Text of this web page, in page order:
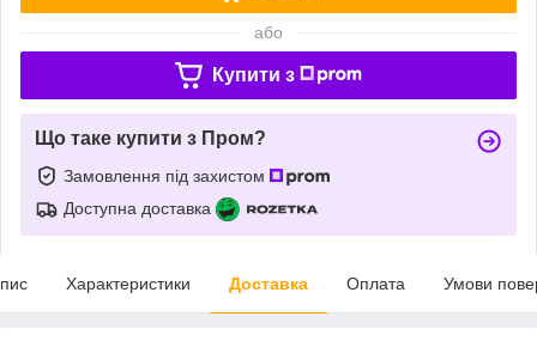
або
Купити з
Що таке купити з Пром?
Замовлення під захистом
Доступна доставка
Характеристики Доставка Оплата Умови